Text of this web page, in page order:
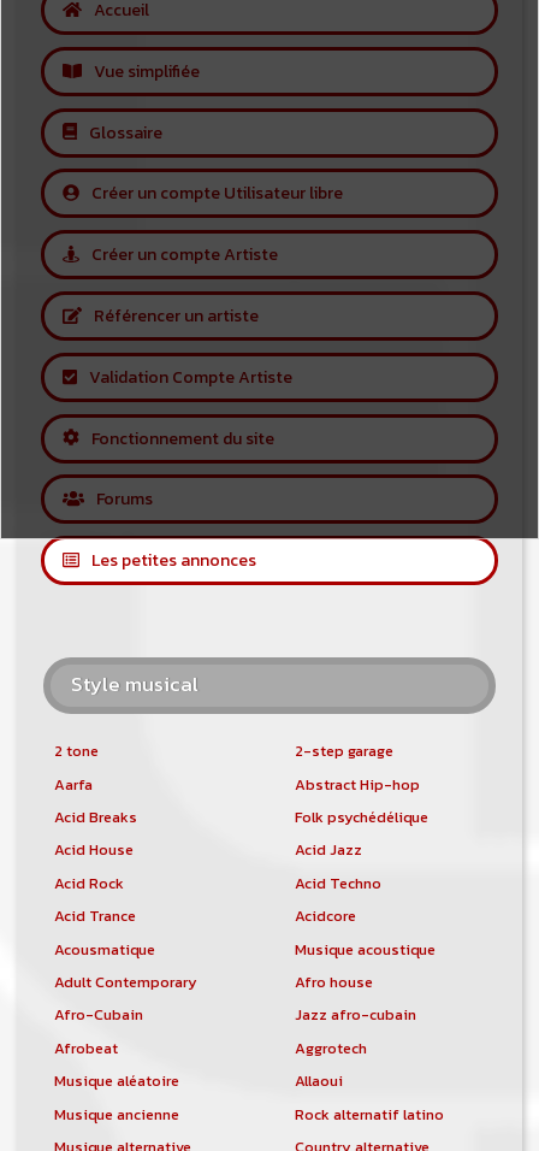
Accueil
Vue simplifiée
Glossaire
Créer un compte Utilisateur libre
Créer un compte Artiste
Référencer un artiste
Validation Compte Artiste
Fonctionnement du site
Forums
Les petites annonces
Style musical
2 tone
2-step garage
Aarfa
Abstract Hip-hop
Acid Breaks
Folk psychédélique
Acid House
Acid Jazz
Acid Rock
Acid Techno
Acid Trance
Acidcore
Acousmatique
Musique acoustique
Adult Contemporary
Afro house
Afro-Cubain
Jazz afro-cubain
Afrobeat
Aggrotech
Musique aléatoire
Allaoui
Musique ancienne
Rock alternatif latino